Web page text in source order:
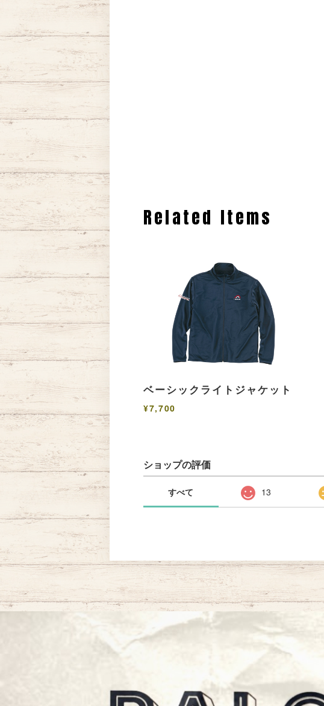
Related Items
ベーシックライトジャケット
¥7,700
ショップの評価
すべて 13